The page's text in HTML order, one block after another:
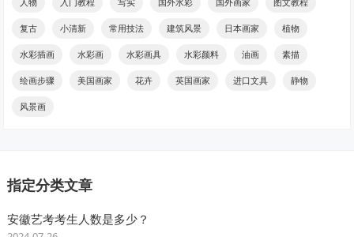
复古 小清新 常用技法 建筑风景 日本画家 植物
水彩插画 水彩画 水彩画具 水彩颜料 油画 素描
绘画步骤 美国画家 花卉 英国画家 进口文具 静物
风景画
指定分类文章
安徽艺考考生人数是多少？